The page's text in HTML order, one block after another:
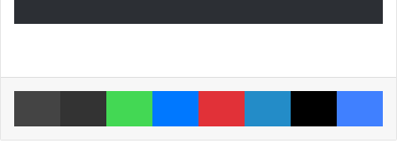
فيسبوك ‫X لينكدإن بينتيريست ماسنجر واتساب مشاركة عبر البريد